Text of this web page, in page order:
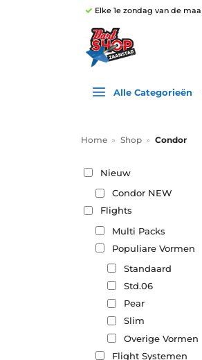
Elke 1e zondag van de
Alle Categorieën
Home » Shop » Condor
Nieuw
Condor NEW
Flights
Multi Packs
Populiare Vormen
Standaard
Std.06
Pear
Slim
Overige Vormen
Flight Systemen